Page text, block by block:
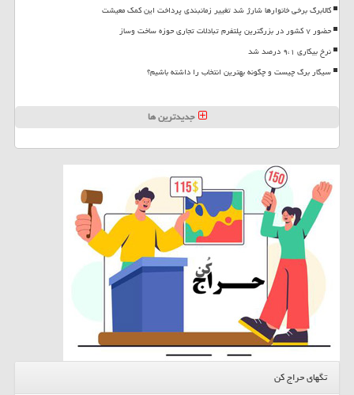
کالابرگ برخی خانوارها شارژ شد تغییر زمانبندی پرداخت این کمک معیشت
حضور ۷ کشور در بزرگترین پلتفرم تبادلات تجاری حوزه ساخت وساز
نرخ بیکاری ۹،۱ درصد شد
سیگار برگ چیست و چگونه بهترین انتخاب را داشته باشیم؟
جدیدترین ها
تگهای حراج کن